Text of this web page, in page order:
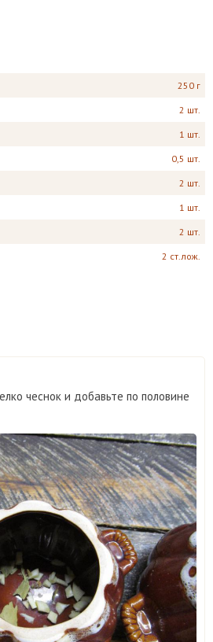
250 г
2 шт.
1 шт.
0,5 шт.
2 шт.
1 шт.
2 шт.
2 ст.лож.
чеснок и добавьте по половине